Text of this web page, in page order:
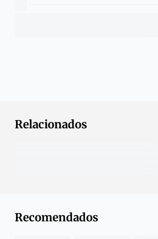
Relacionados
Recomendados